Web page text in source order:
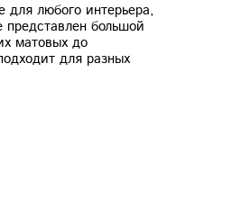
любого интерьера,
представлен большой
матовых до
для разных